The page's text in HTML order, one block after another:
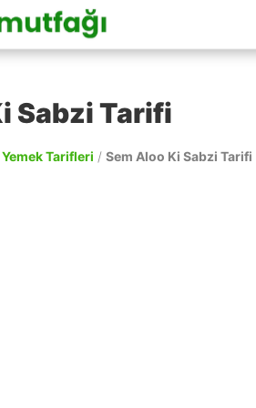
Sabzi Tarifi
Tarifleri / Sem Aloo Ki Sabzi Tarifi